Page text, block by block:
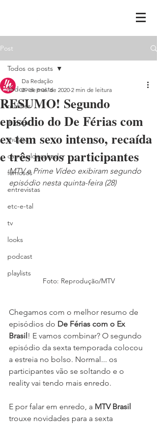
Post
Todos os posts
realities
ih,miga
música
carnavaldesalvador
famosos
entrevistas
etc-e-tal
tv
looks
podcast
playlists
Todos os posts
RESUMO! Segundo
episódio do De Férias com
ex tem sexo intenso, recaída
e três novos participantes
Da Redação
29 de mai. de 2020 2 min de leitura
MTV e Prime Vídeo exibiram segundo
episódio nesta quinta-feira (28)
Foto: Reprodução/MTV
Chegamos com o melhor resumo de
episódios do De Férias com o Ex
Brasil ! E vamos combinar? O segundo
episódio da sexta temporada colocou
a estreia no bolso. Normal... os
participantes vão se soltando e o
reality vai tendo mais enredo.
E por falar em enredo, a MTV Brasil
trouxe novidades para a sexta